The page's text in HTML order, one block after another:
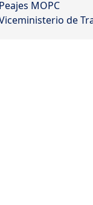
Peajes MOPC
de